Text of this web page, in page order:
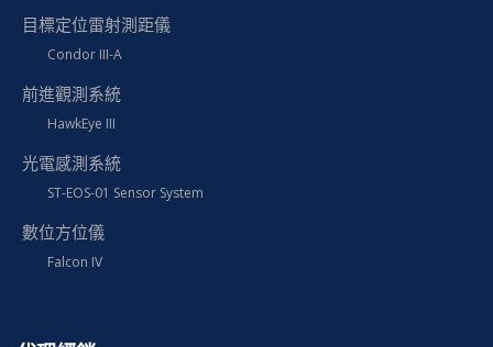
目標定位雷射測距儀
Condor III-A
前進觀測系統
HawkEye III
光電感測系統
ST-EOS-01 Sensor System
數位方位儀
Falcon IV